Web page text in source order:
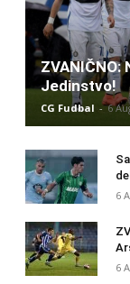
ZVANIČNO:
Jedinstvo!
CG Fudbal - 6
6
6